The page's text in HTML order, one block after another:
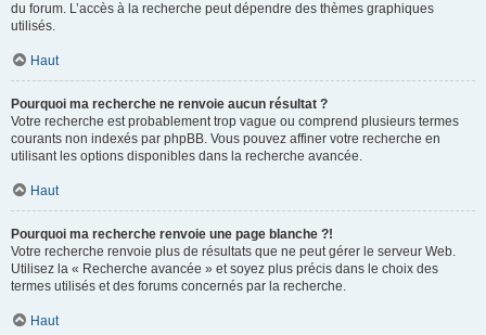
du forum. L’accès à la recherche peut dépendre des thèmes graphiques
utilisés.
Haut
Pourquoi ma recherche ne renvoie aucun résultat ?
Votre recherche est probablement trop vague ou comprend plusieurs termes
courants non indexés par phpBB. Vous pouvez affiner votre recherche en
utilisant les options disponibles dans la recherche avancée.
Haut
Pourquoi ma recherche renvoie une page blanche ?!
Votre recherche renvoie plus de résultats que ne peut gérer le serveur Web.
Utilisez la « Recherche avancée » et soyez plus précis dans le choix des
termes utilisés et des forums concernés par la recherche.
Haut